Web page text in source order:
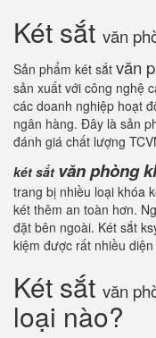
Két sắt văn
Sản phẩm két sắt văn
sản xuất với công nghệ
các doanh nghiệp hoạt
ngân hàng. Đây là sản
đánh giá chất lượng
két sắt văn phòng
trang bị nhiều loại khóa
két thêm an toàn hơn.
đặt bên ngoài. Két sắt
kiệm được rất nhiều
Két sắt văn
loại nào?